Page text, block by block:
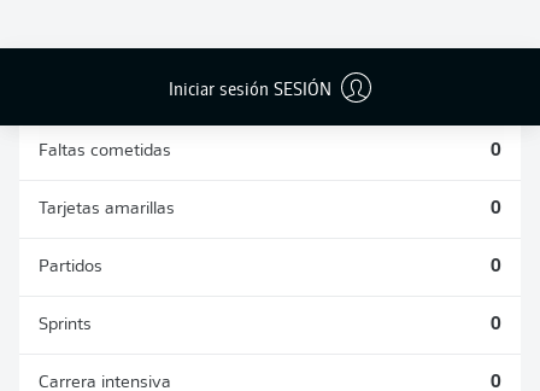
Iniciar sesión SESIÓN
Faltas cometidas 0
Tarjetas amarillas 0
Partidos 0
Sprints 0
Carrera intensiva 0